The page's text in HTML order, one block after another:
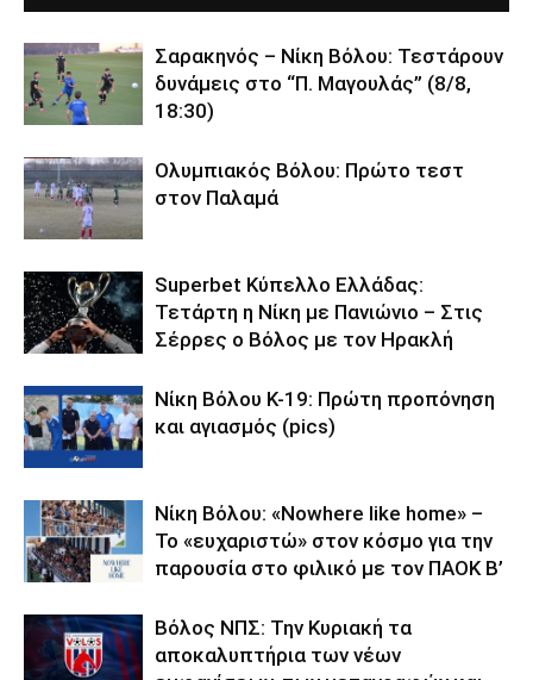
Σαρακηνός – Νίκη Βόλου: Τεστάρουν
δυνάμεις στο “Π. Μαγουλάς” (8/8,
18:30)
Ολυμπιακός Βόλου: Πρώτο τεστ
στον Παλαμά
Superbet Κύπελλο Ελλάδας:
Τετάρτη η Νίκη με Πανιώνιο – Στις
Σέρρες ο Βόλος με τον Ηρακλή
Νίκη Βόλου Κ-19: Πρώτη προπόνηση
και αγιασμός (pics)
Νίκη Βόλου: «Nowhere like home» –
Το «ευχαριστώ» στον κόσμο για την
παρουσία στο φιλικό με τον ΠΑΟΚ Β’
Βόλος ΝΠΣ: Την Κυριακή τα
αποκαλυπτήρια των νέων